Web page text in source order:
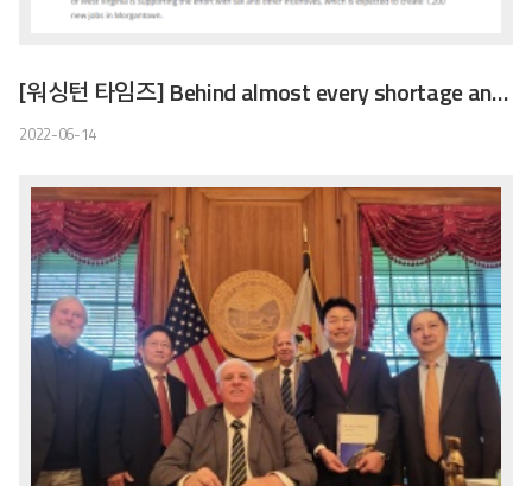
[워싱턴 타임즈] Behind almost every shortage and price spike is a bungled government policy
2022-06-14